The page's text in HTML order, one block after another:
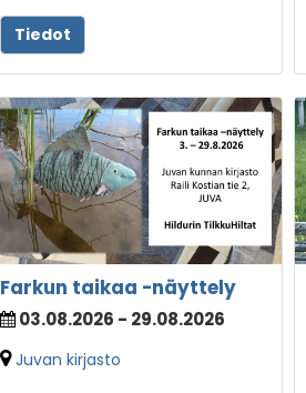
Tiedot
Farkun taikaa -näyttely
03.08.2026 - 29.08.2026
Juvan kirjasto